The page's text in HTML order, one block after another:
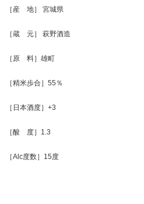
［産 地］ 宮城県
［蔵 元］ 萩野酒造
［原 料］雄町
［精米歩合］55％
［日本酒度］+3
［酸 度］1.3
［Alc度数］15度